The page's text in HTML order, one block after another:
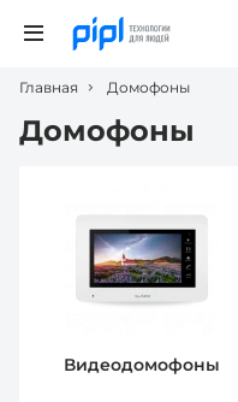
Главная Домофоны
Домофоны
Видеодомофоны